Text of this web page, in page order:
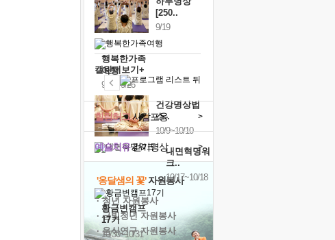
[250..
9/19
행복한가족
여행
9/24~9/26
건강명상법
스..
10/9~10/10
내면혁명워
크..
10/17~10/18
황금변캠프
17기
10/30~10/31
캘린더보기+
예술치유걷기명상 >
힐링허그사감포옹 >
'옹달샘의 꽃'자원봉사
· 청년 자원봉사
· 금빛청년 자원봉사
· 음식연구 자원봉사